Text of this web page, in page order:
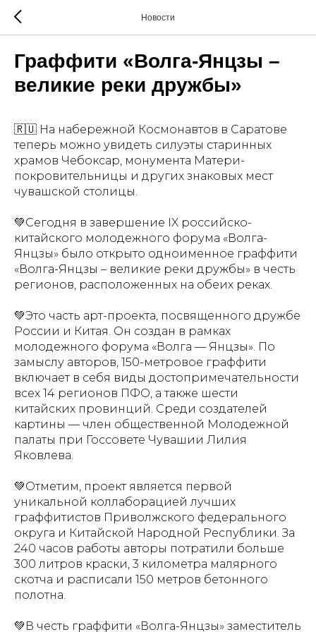
Новости
Граффити «Волга-Янцзы –
великие реки дружбы»
🇷🇺 На набережной Космонавтов в Саратове
теперь можно увидеть силуэты старинных
храмов Чебоксар, монумента Матери-
покровительницы и других знаковых мест
чувашской столицы.
💚Сегодня в завершение IX российско-
китайского молодежного форума «Волга-
Янцзы» было открыто одноименное граффити
«Волга-Янцзы – великие реки дружбы» в честь
регионов, расположенных на обеих реках.
💚Это часть арт-проекта, посвященного дружбе
России и Китая. Он создан в рамках
молодежного форума «Волга — Янцзы». По
замыслу авторов, 150-метровое граффити
включает в себя виды достопримечательности
всех 14 регионов ПФО, а также шести
китайских провинций. Среди создателей
картины — член общественной Молодежной
палаты при Госсовете Чувашии Лилия
Яковлева.
💚Отметим, проект является первой
уникальной коллаборацией лучших
граффитистов Приволжского федерального
округа и Китайской Народной Республики. За
240 часов работы авторы потратили больше
300 литров краски, 3 километра малярного
скотча и расписали 150 метров бетонного
полотна.
💚В честь граффити «Волга-Янцзы» заместитель